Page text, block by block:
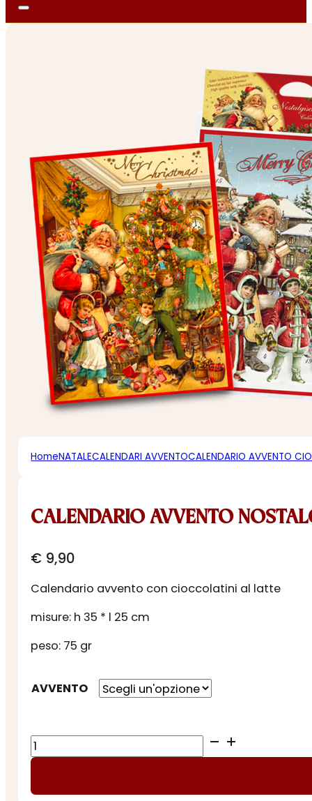
HomeNATALECALENDARI AVVENTOCALENDARIO AVVENTO
CALENDARIO AVVENTO
€ 9,90
Calendario avvento con cioccolatini al latte
misure: h 35 * l 25 cm
peso: 75 gr
AVVENTO
CALENDARIO
AVVENTO
VINTAGE